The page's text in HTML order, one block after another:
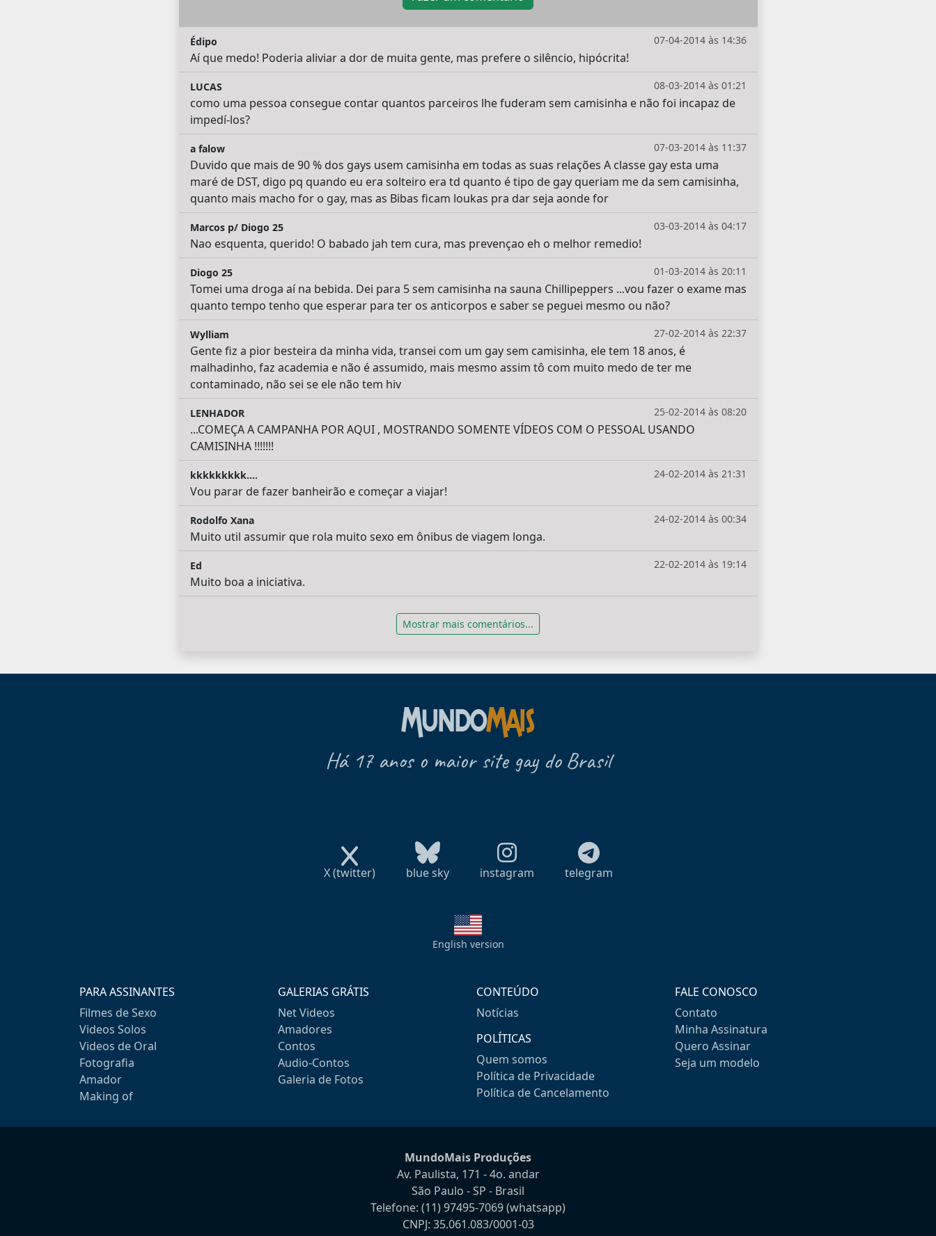
07-04-2014 às 14:36
Édipo
Aí que medo! Poderia aliviar a dor de muita gente, mas prefere o silêncio, hipócrita!
08-03-2014 às 01:21
LUCAS
como uma pessoa consegue contar quantos parceiros lhe fuderam sem camisinha e não foi incapaz de
impedí-los?
07-03-2014 às 11:37
a falow
Duvido que mais de 90 % dos gays usem camisinha em todas as suas relações A classe gay esta uma
maré de DST, digo pq quando eu era solteiro era td quanto é tipo de gay queriam me da sem camisinha,
quanto mais macho for o gay, mas as Bibas ficam loukas pra dar seja aonde for
03-03-2014 às 04:17
Marcos p/ Diogo 25
Nao esquenta, querido! O babado jah tem cura, mas prevençao eh o melhor remedio!
01-03-2014 às 20:11
Diogo 25
Tomei uma droga aí na bebida. Dei para 5 sem camisinha na sauna Chillipeppers ...vou fazer o exame mas
quanto tempo tenho que esperar para ter os anticorpos e saber se peguei mesmo ou não?
27-02-2014 às 22:37
Wylliam
Gente fiz a pior besteira da minha vida, transei com um gay sem camisinha, ele tem 18 anos, é
malhadinho, faz academia e não é assumido, mais mesmo assim tô com muito medo de ter me
contaminado, não sei se ele não tem hiv
25-02-2014 às 08:20
LENHADOR
...COMEÇA A CAMPANHA POR AQUI , MOSTRANDO SOMENTE VÍDEOS COM O PESSOAL USANDO
CAMISINHA !!!!!!!
24-02-2014 às 21:31
kkkkkkkkk....
Vou parar de fazer banheirão e começar a viajar!
24-02-2014 às 00:34
Rodolfo Xana
Muito util assumir que rola muito sexo em ônibus de viagem longa.
22-02-2014 às 19:14
Ed
Muito boa a iniciativa.
Mostrar mais comentários...
Há 17 anos o maior site gay do Brasil
X (twitter) blue sky instagram telegram
English version
PARA ASSINANTES
Filmes de Sexo
Videos Solos
Videos de Oral
Fotografia
Amador
Making of
GALERIAS GRÁTIS
Net Videos
Amadores
Contos
Audio-Contos
Galeria de Fotos
CONTEÚDO
Notícias
POLÍTICAS
Quem somos
Política de Privacidade
Política de Cancelamento
FALE CONOSCO
Contato
Minha Assinatura
Quero Assinar
Seja um modelo
MundoMais Produções
Av. Paulista, 171 - 4o. andar
São Paulo - SP - Brasil
Telefone: (11) 97495-7069(whatsapp)
CNPJ: 35.061.083/0001-03